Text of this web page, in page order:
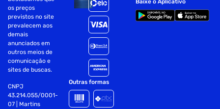
os preços
previstos no site
prevalecem aos
demais
anunciados em
outros meios de
comunicação e
sites de buscas.
CNPJ
43.214.055/0001-
07 | Martins
Outras formas
Baixe o Aplicativo